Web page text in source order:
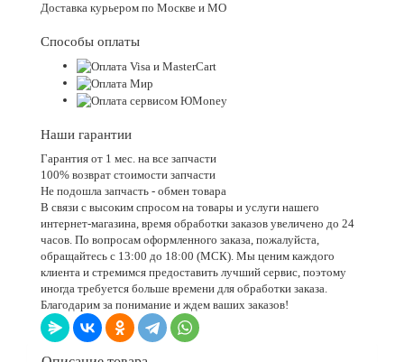
Доставка курьером по Москве и МО
Способы оплаты
Наши гарантии
Гарантия от 1 мес. на все запчасти
100% возврат стоимости запчасти
Не подошла запчасть - обмен товара
В связи с высоким спросом на товары и услуги нашего
интернет-магазина, время обработки заказов увеличено до 24
часов. По вопросам оформленного заказа, пожалуйста,
обращайтесь с 13:00 до 18:00 (МСК). Мы ценим каждого
клиента и стремимся предоставить лучший сервис, поэтому
иногда требуется больше времени для обработки заказа.
Благодарим за понимание и ждем ваших заказов!